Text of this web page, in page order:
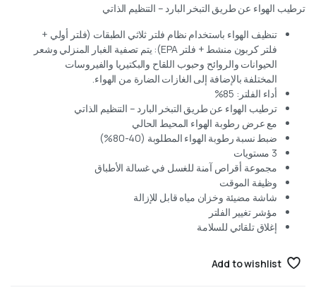
ترطيب الهواء عن طريق التبخر البارد – التنظيم الذاتي
تنظيف الهواء باستخدام نظام فلتر ثلاثي الطبقات (فلتر أولي +
فلتر كربون منشط + فلتر EPA): يتم تصفية الغبار المنزلي وشعر
الحيوانات والروائح وحبوب اللقاح والبكتيريا والفيروسات
المختلفة بالإضافة إلى الغازات الضارة من الهواء.
أداء الفلتر: 85%
ترطيب الهواء عن طريق التبخر البارد – التنظيم الذاتي
مع عرض رطوبة الهواء المحيط الحالي
ضبط نسبة رطوبة الهواء المطلوبة (40-80%)
3 مستويات
مجموعة أقراص آمنة للغسل في غسالة الأطباق
وظيفة الموقت
شاشة مضيئة وخزان مياه قابل للإزالة
مؤشر تغيير الفلتر
إغلاق تلقائي للسلامة
Add to wishlist